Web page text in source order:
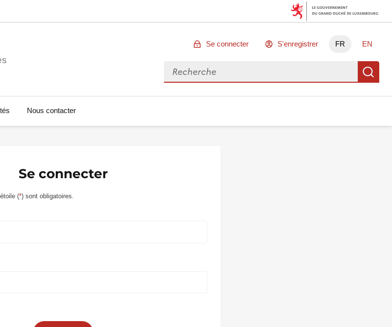
Se connecter S'enregistrer FR EN
Rechercher des données
Nous contacter
Se connecter
(*) sont obligatoires.